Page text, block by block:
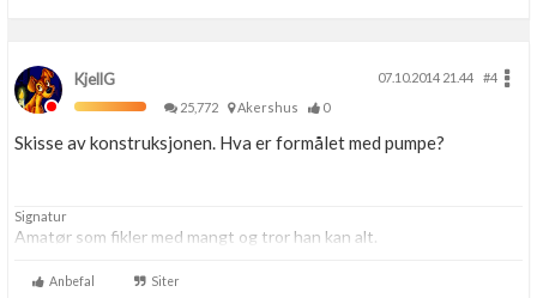
KjellG 07.10.2014 21.44
#4
25,772
Akershus 0
Skisse av konstruksjonen. Hva er formålet med pumpe?
Signatur
Amatør som fikler med mangt og tror han kan alt.
Anbefal Siter